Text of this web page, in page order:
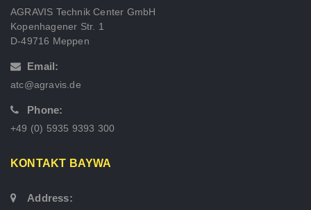
AGRAVIS Technik Center GmbH
Kopenhagener Str. 1
D-49716 Meppen
Email:
atc@agravis.de
Phone:
+49 (0) 5935 9393 300
KONTAKT BAYWA
Address: